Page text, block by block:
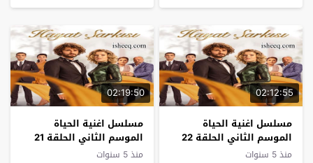
02:12:55
مسلسل اغنية الحياة
الموسم الثاني الحلقة 22
منذ 5 سنوات
02:19:50
مسلسل اغنية الحياة
الموسم الثاني الحلقة 21
منذ 5 سنوات